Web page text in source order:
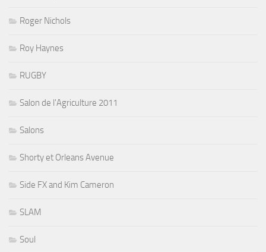
Roger Nichols
Roy Haynes
RUGBY
Salon de l'Agriculture 2011
Salons
Shorty et Orleans Avenue
Side FX and Kim Cameron
SLAM
Soul